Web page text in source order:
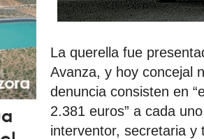
La querella fue
Avanza, y hoy concejal
denuncia consisten en
2.381 euros” a cada
interventor, secretaria y